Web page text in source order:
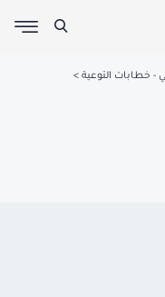
خطابات التوعية